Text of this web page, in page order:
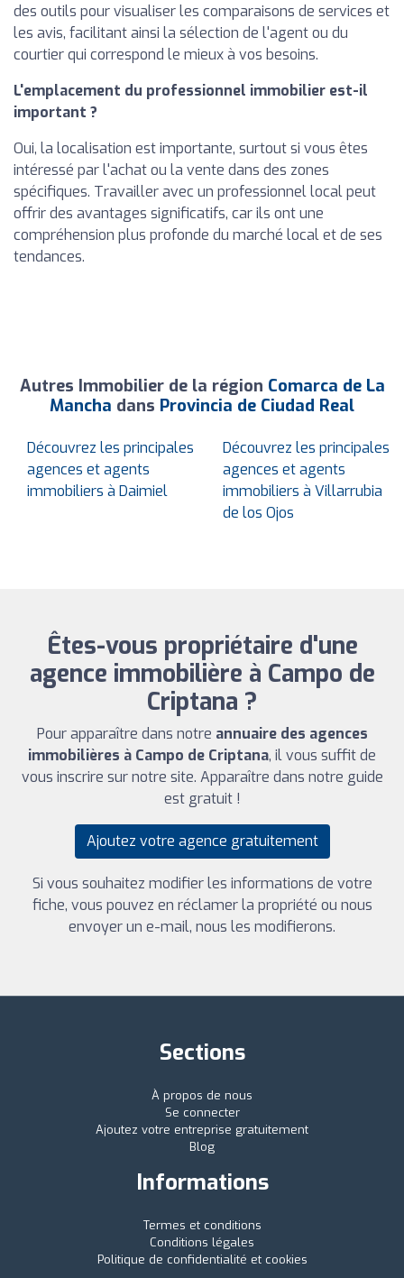
des outils pour visualiser les comparaisons de services et
les avis, facilitant ainsi la sélection de l'agent ou du
courtier qui correspond le mieux à vos besoins.
L'emplacement du professionnel immobilier est-il
important ?
Oui, la localisation est importante, surtout si vous êtes
intéressé par l'achat ou la vente dans des zones
spécifiques. Travailler avec un professionnel local peut
offrir des avantages significatifs, car ils ont une
compréhension plus profonde du marché local et de ses
tendances.
Autres Immobilier de la région Comarca de La
Mancha dans Provincia de Ciudad Real
Découvrez les principales
agences et agents
immobiliers à Daimiel
Découvrez les principales
agences et agents
immobiliers à Villarrubia
de los Ojos
Êtes-vous propriétaire d'une
agence immobilière à Campo de
Criptana ?
Pour apparaître dans notre annuaire des agences
immobilières à Campo de Criptana, il vous suffit de
vous inscrire sur notre site. Apparaître dans notre guide
est gratuit !
Ajoutez votre agence gratuitement
Si vous souhaitez modifier les informations de votre
fiche, vous pouvez en réclamer la propriété ou nous
envoyer un e-mail, nous les modifierons.
Sections
À propos de nous
Se connecter
Ajoutez votre entreprise gratuitement
Blog
Informations
Termes et conditions
Conditions légales
Politique de confidentialité et cookies